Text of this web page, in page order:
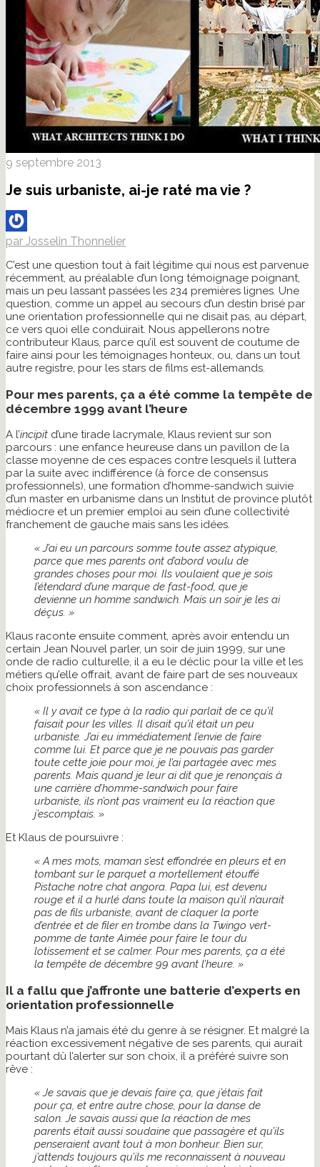
9 septembre 2013
Je suis urbaniste, ai-je raté ma vie ?
par Josselin Thonnelier
C’est une question tout à fait légitime qui nous est parvenue
récemment, au préalable d’un long témoignage poignant,
mais un peu lassant passées les 234 premières lignes. Une
question, comme un appel au secours d’un destin brisé par
une orientation professionnelle qui ne disait pas, au départ,
ce vers quoi elle conduirait. Nous appellerons notre
contributeur Klaus, parce qu’il est souvent de coutume de
faire ainsi pour les témoignages honteux, ou, dans un tout
autre registre, pour les stars de films est-allemands.
Pour mes parents, ça a été comme la tempête de
décembre 1999 avant l’heure
A l’incipit d’une tirade lacrymale, Klaus revient sur son
parcours : une enfance heureuse dans un pavillon de la
classe moyenne de ces espaces contre lesquels il luttera
par la suite avec indifférence (à force de consensus
professionnels), une formation d’homme-sandwich suivie
d’un master en urbanisme dans un Institut de province plutôt
médiocre et un premier emploi au sein d’une collectivité
franchement de gauche mais sans les idées.
« J’ai eu un parcours somme toute assez atypique,
parce que mes parents ont d’abord voulu de
grandes choses pour moi. Ils voulaient que je sois
l’étendard d’une marque de fast-food, que je
devienne un homme sandwich. Mais un soir je les ai
déçus. »
Klaus raconte ensuite comment, après avoir entendu un
certain Jean Nouvel parler, un soir de juin 1999, sur une
onde de radio culturelle, il a eu le déclic pour la ville et les
métiers qu’elle offrait, avant de faire part de ses nouveaux
choix professionnels à son ascendance :
« Il y avait ce type à la radio qui parlait de ce qu’il
faisait pour les villes. Il disait qu’il était un peu
urbaniste. J’ai eu immédiatement l’envie de faire
comme lui. Et parce que je ne pouvais pas garder
toute cette joie pour moi, je l’ai partagée avec mes
parents. Mais quand je leur ai dit que je renonçais à
une carrière d’homme-sandwich pour faire
urbaniste, ils n’ont pas vraiment eu la réaction que
j’escomptais. »
Et Klaus de poursuivre :
« A mes mots, maman s’est effondrée en pleurs et en
tombant sur le parquet a mortellement étouffé
Pistache notre chat angora. Papa lui, est devenu
rouge et il a hurlé dans toute la maison qu’il n’aurait
pas de fils urbaniste, avant de claquer la porte
d’entrée et de filer en trombe dans la Twingo vert-
pomme de tante Aimée pour faire le tour du
lotissement et se calmer. Pour mes parents, ça a été
la tempête de décembre 99 avant l’heure. »
Il a fallu que j’affronte une batterie d’experts en
orientation professionnelle
Mais Klaus n’a jamais été du genre à se résigner. Et malgré la
réaction excessivement négative de ses parents, qui aurait
pourtant dû l’alerter sur son choix, il a préféré suivre son
rêve :
« Je savais que je devais faire ça, que j’étais fait
pour ça, et entre autre chose, pour la danse de
salon. Je savais aussi que la réaction de mes
parents était aussi soudaine que passagère et qu’ils
penseraient avant tout à mon bonheur. Bien sur,
j’attends toujours qu’ils me reconnaissent à nouveau